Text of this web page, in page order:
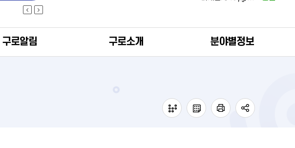
구로알림 구로소개 분야별정보